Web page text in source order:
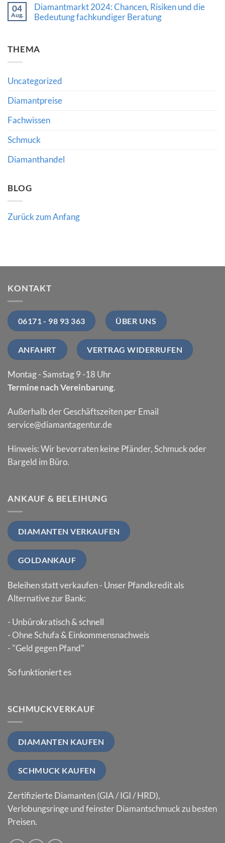
den
Diamantkauf
bedeutet
Nachfrage
nach
Diamanten
bedeutet
zu
Kaschmir-
Saphir
Auktionsergebnisse
hochwertiger
Edelsteine
04
Aug.
Diamantmarkt 2024: Chancen, Risiken und die
Bedeutung fachkundiger Beratung
Diamantmarkt
die
fachkundiger
Beratung
THEMA
Uncategorized
Diamantpreise
Fachwissen
Schmuck
Diamanthandel
BLOG
Zurück zum Anfang
KONTAKT
06171 - 98 93 363 ÜBER UNS
ANFAHRT VERTRAG WIDERRUFEN
Montag - Samstag 9 -18 Uhr
Termine nach Vereinbarung.
Außerhalb der Geschäftszeiten per Email
service@diamantagentur.de
Hinweis: Wir bevorraten keine Pfänder, Schmuck oder
Bargeld im Büro.
ANKAUF & BELEIHUNG
DIAMANTEN VERKAUFEN
GOLDANKAUF
Beleihen statt verkaufen - Unser Pfandkredit als
Alternative zur Bank:
- Unbürokratisch & schnell
- Ohne Schufa & Einkommensnachweis
- "Geld gegen Pfand"
So funktioniert es
SCHMUCKVERKAUF
DIAMANTEN KAUFEN
SCHMUCK KAUFEN
Zertifizierte Diamanten (GIA / IGI / HRD),
Verlobungsringe und feinster Diamantschmuck zu besten
Preisen.